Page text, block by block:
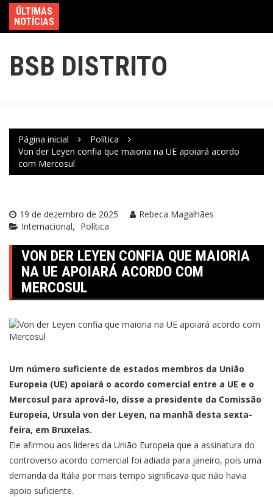
ÚLTIMAS
NOTÍCIAS
BSB DISTRITO
Página inicial
Política
Von der Leyen confia que maioria na UE apoiará acordo
com Mercosul
19 de dezembro de 2025
Rebeca Magalhães
Internacional
Política
VON DER LEYEN CONFIA QUE MAIORIA
NA UE APOIARÁ ACORDO COM
MERCOSUL
Um número suficiente de estados membros da União
Europeia (UE) apoiará o acordo comercial entre a UE e o
Mercosul para aprová-lo, disse a presidente da Comissão
Europeia, Ursula von der Leyen, na manhã desta sexta-
feira, em Bruxelas.
Ele afirmou aos líderes da União Europeia que a assinatura do
controverso acordo comercial foi adiada para janeiro, pois uma
demanda da Itália por mais tempo significava que não havia
apoio suficiente.